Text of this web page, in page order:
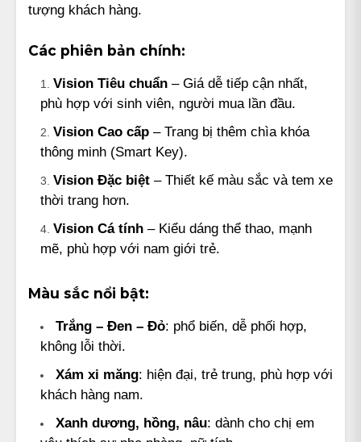
tượng khách hàng.
Các phiên bản chính:
Vision Tiêu chuẩn – Giá dễ tiếp cận nhất,
phù hợp với sinh viên, người mua lần đầu.
Vision Cao cấp – Trang bị thêm chìa khóa
thông minh (Smart Key).
Vision Đặc biệt – Thiết kế màu sắc và tem xe
thời trang hơn.
Vision Cá tính – Kiểu dáng thể thao, mạnh
mẽ, phù hợp với nam giới trẻ.
Màu sắc nổi bật:
Trắng – Đen – Đỏ: phổ biến, dễ phối hợp,
không lỗi thời.
Xám xi măng: hiện đại, trẻ trung, phù hợp với
khách hàng nam.
Xanh dương, hồng, nâu: dành cho chị em